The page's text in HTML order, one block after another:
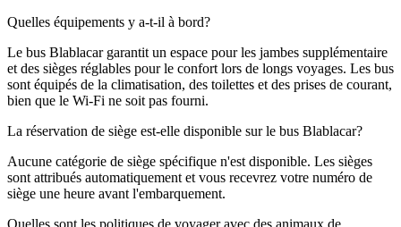
Quelles équipements y a-t-il à bord?
Le bus Blablacar garantit un espace pour les jambes supplémentaire
et des sièges réglables pour le confort lors de longs voyages. Les bus
sont équipés de la climatisation, des toilettes et des prises de courant,
bien que le Wi-Fi ne soit pas fourni.
La réservation de siège est-elle disponible sur le bus Blablacar?
Aucune catégorie de siège spécifique n'est disponible. Les sièges
sont attribués automatiquement et vous recevrez votre numéro de
siège une heure avant l'embarquement.
Quelles sont les politiques de voyager avec des animaux de